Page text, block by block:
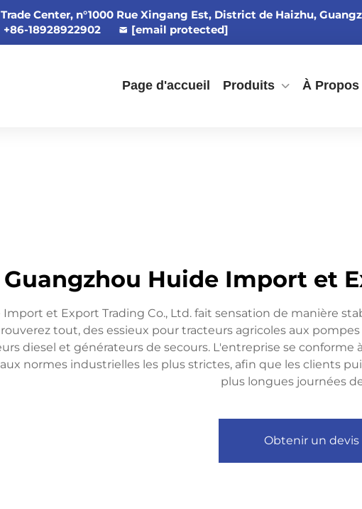
Center, n°1000 Rue Xingang Est, District de Haizhu,
+86-18928922902 [email protected]
Page d'accueil Produits À Propos
Guangzhou Huide Import et
et Export Trading Co., Ltd. fait sensation de manière
tout, des essieux pour tracteurs agricoles aux
diesel et générateurs de secours. L'entreprise se
normes industrielles les plus strictes, afin que les clients
plus longues journées
Obtenir un devis